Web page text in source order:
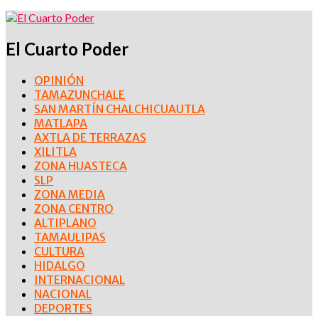
El Cuarto Poder
OPINIÓN
TAMAZUNCHALE
SAN MARTÍN CHALCHICUAUTLA
MATLAPA
AXTLA DE TERRAZAS
XILITLA
ZONA HUASTECA
SLP
ZONA MEDIA
ZONA CENTRO
ALTIPLANO
TAMAULIPAS
CULTURA
HIDALGO
INTERNACIONAL
NACIONAL
DEPORTES